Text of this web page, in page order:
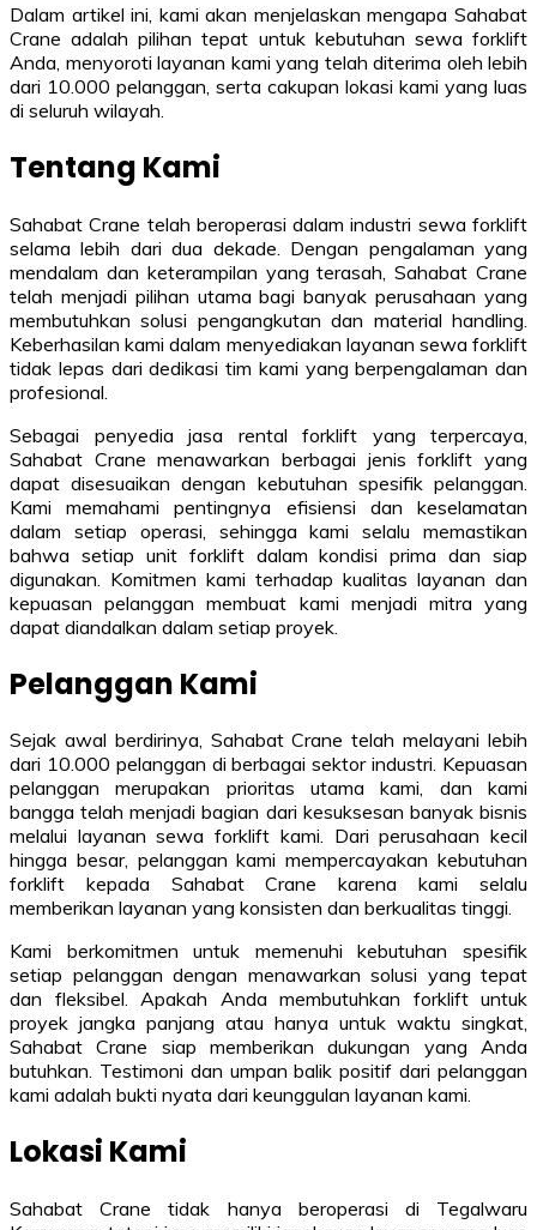
Dalam artikel ini, kami akan menjelaskan mengapa Sahabat
Crane adalah pilihan tepat untuk kebutuhan sewa forklift
Anda, menyoroti layanan kami yang telah diterima oleh lebih
dari 10.000 pelanggan, serta cakupan lokasi kami yang luas
di seluruh wilayah.
Tentang Kami
Sahabat Crane telah beroperasi dalam industri sewa forklift
selama lebih dari dua dekade. Dengan pengalaman yang
mendalam dan keterampilan yang terasah, Sahabat Crane
telah menjadi pilihan utama bagi banyak perusahaan yang
membutuhkan solusi pengangkutan dan material handling.
Keberhasilan kami dalam menyediakan layanan sewa forklift
tidak lepas dari dedikasi tim kami yang berpengalaman dan
profesional.
Sebagai penyedia jasa rental forklift yang terpercaya,
Sahabat Crane menawarkan berbagai jenis forklift yang
dapat disesuaikan dengan kebutuhan spesifik pelanggan.
Kami memahami pentingnya efisiensi dan keselamatan
dalam setiap operasi, sehingga kami selalu memastikan
bahwa setiap unit forklift dalam kondisi prima dan siap
digunakan. Komitmen kami terhadap kualitas layanan dan
kepuasan pelanggan membuat kami menjadi mitra yang
dapat diandalkan dalam setiap proyek.
Pelanggan Kami
Sejak awal berdirinya, Sahabat Crane telah melayani lebih
dari 10.000 pelanggan di berbagai sektor industri. Kepuasan
pelanggan merupakan prioritas utama kami, dan kami
bangga telah menjadi bagian dari kesuksesan banyak bisnis
melalui layanan sewa forklift kami. Dari perusahaan kecil
hingga besar, pelanggan kami mempercayakan kebutuhan
forklift kepada Sahabat Crane karena kami selalu
memberikan layanan yang konsisten dan berkualitas tinggi.
Kami berkomitmen untuk memenuhi kebutuhan spesifik
setiap pelanggan dengan menawarkan solusi yang tepat
dan fleksibel. Apakah Anda membutuhkan forklift untuk
proyek jangka panjang atau hanya untuk waktu singkat,
Sahabat Crane siap memberikan dukungan yang Anda
butuhkan. Testimoni dan umpan balik positif dari pelanggan
kami adalah bukti nyata dari keunggulan layanan kami.
Lokasi Kami
Sahabat Crane tidak hanya beroperasi di Tegalwaru